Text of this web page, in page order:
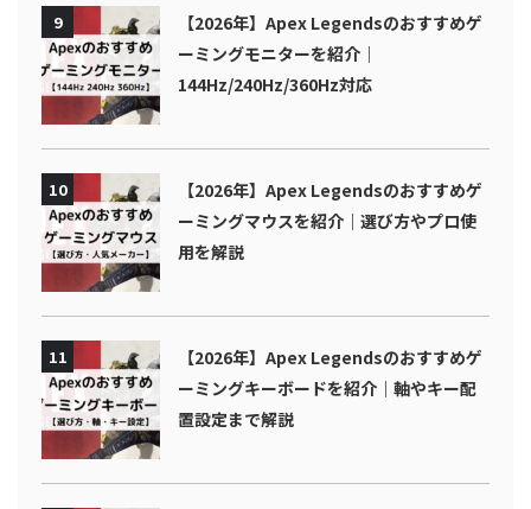
9
【2026年】Apex Legendsのおすすめゲ
ーミングモニターを紹介｜
144Hz/240Hz/360Hz対応
10
【2026年】Apex Legendsのおすすめゲ
ーミングマウスを紹介｜選び方やプロ使
用を解説
11
【2026年】Apex Legendsのおすすめゲ
ーミングキーボードを紹介｜軸やキー配
置設定まで解説